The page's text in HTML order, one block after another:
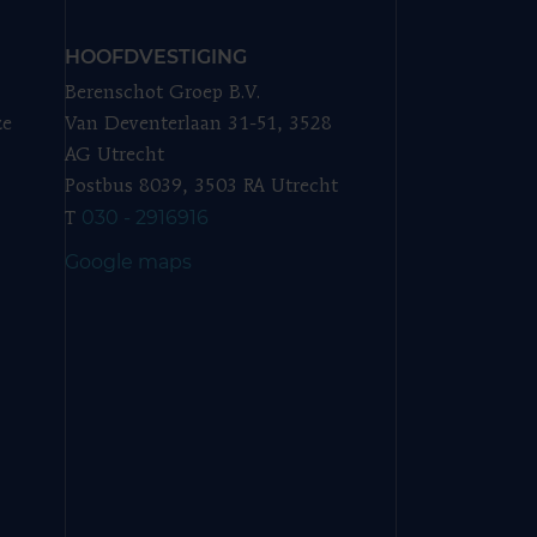
HOOFDVESTIGING
Berenschot Groep B.V.
Van Deventerlaan 31-51, 3528
AG Utrecht
Postbus 8039, 3503 RA Utrecht
T 030 - 2916916
Google maps